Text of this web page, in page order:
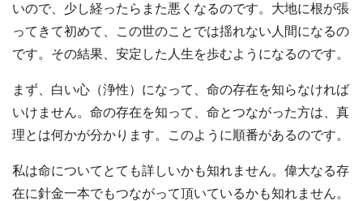
いので、少し経ったらまた悪くなるのです。大地に根が張
ってきて初めて、この世のことでは揺れない人間になるの
です。その結果、安定した人生を歩むようになるのです。
まず、白い心（浄性）になって、命の存在を知らなければ
いけません。命の存在を知って、命とつながった方は、真
理とは何かが分かります。このように順番があるのです。
私は命についてとても詳しいかも知れません。偉大なる存
在に針金一本でもつながって頂いているかも知れません。